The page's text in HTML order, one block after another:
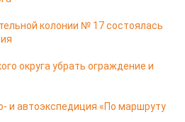
колонии № 17 состоялась
округа убрать ограждение и
и автоэкспедиция «По маршруту